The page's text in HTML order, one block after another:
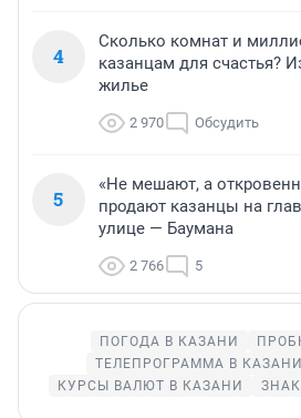
4
Сколько комнат и
казанцам для счастья?
жилье
2 970 Обсудить
5
«Не мешают, а
продают казанцы на
улице — Баумана
2 766 5
ПОГОДА В КАЗАНИ
ТЕЛЕПРОГРАММА В КАЗАНИ
КУРСЫ ВАЛЮТ В КАЗАНИ